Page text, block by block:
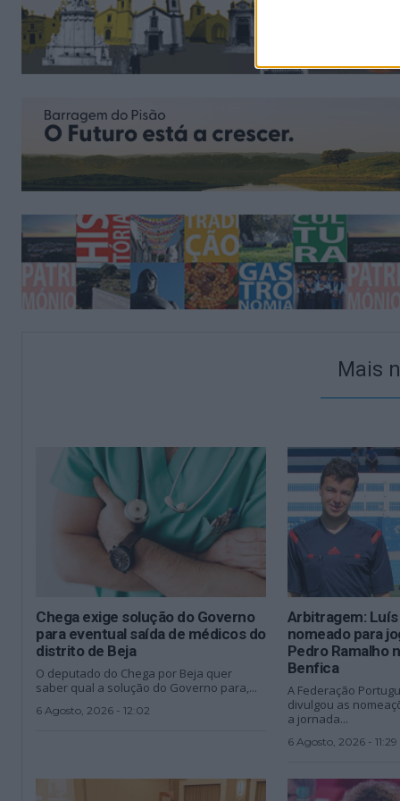
Mais
Chega exige solução do Governo
para eventual saída de médicos do
distrito de Beja
O deputado do Chega por Beja quer
saber qual a solução do Governo para,...
6 Agosto, 2026 - 12:02
Arbitragem:
nomeado para
Pedro Ramalho
Benfica
A Federação
divulgou as
a jornada...
6 Agosto, 2026 - 11:29